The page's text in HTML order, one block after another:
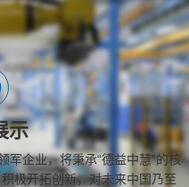
示
军企业，将秉承“德益中慧”的核
极开拓创新，对未来中国乃至